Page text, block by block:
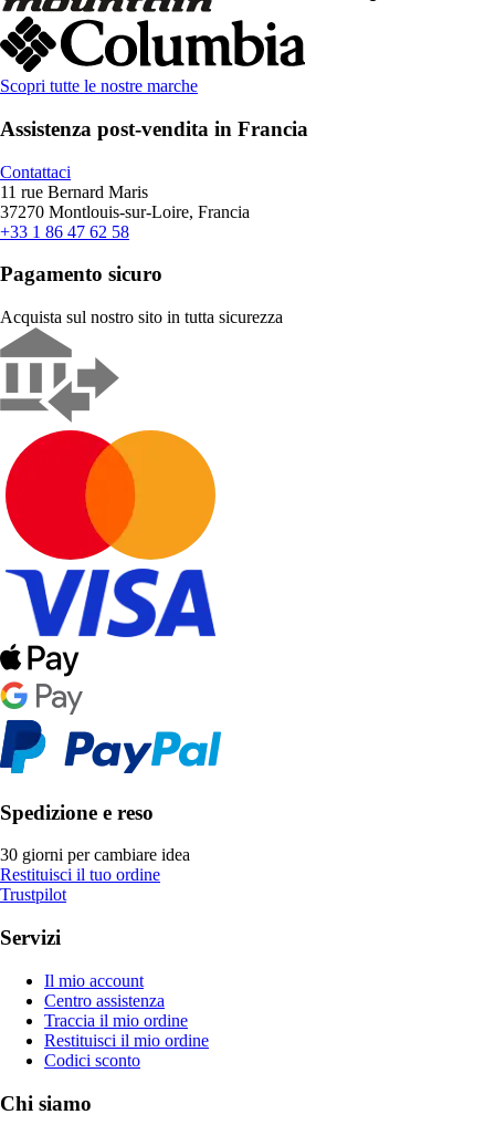
Scopri tutte le nostre marche
Assistenza post-vendita in Francia
Contattaci
11 rue Bernard Maris
37270 Montlouis-sur-Loire, Francia
+33 1 86 47 62 58
Pagamento sicuro
Acquista sul nostro sito in tutta sicurezza
Spedizione e reso
30 giorni per cambiare idea
Restituisci il tuo ordine
Trustpilot
Servizi
Il mio account
Centro assistenza
Traccia il mio ordine
Restituisci il mio ordine
Codici sconto
Chi siamo